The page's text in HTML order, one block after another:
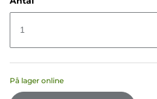
1
På lager online